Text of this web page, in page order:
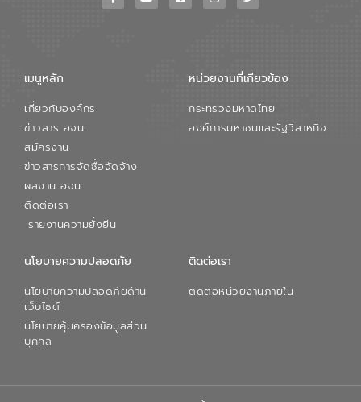
เมนูหลัก
เกี่ยวกับองค์กร
ข่าวสาร อจน.
สมัครงาน
ข่าวสารการจัดซื้อจัดจ้าง
ผลงาน อจน.
ติดต่อเรา
รายงานความยั่งยืน
หน่วยงานที่เกียวข้อง
กระทรวงมหาดไทย
องค์การมหาชนและรัฐวิสาหกิจ
นโยบายความปลอดภัย
นโยบายความปลอดภัยด้าน
เว็บไซต์
นโยบายคุ้มครองข้อมูลส่วน
บุคคล
ติดต่อเรา
ติดต่อหน่วยงานภายใน